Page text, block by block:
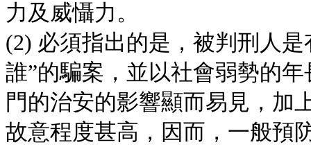
力及威懾力。
(2) 必須指出的是，被判刑人
誰”的騙案，並以社會弱勢的
門的治安的影響顯而易見，加
故意程度甚高，因而，一般預